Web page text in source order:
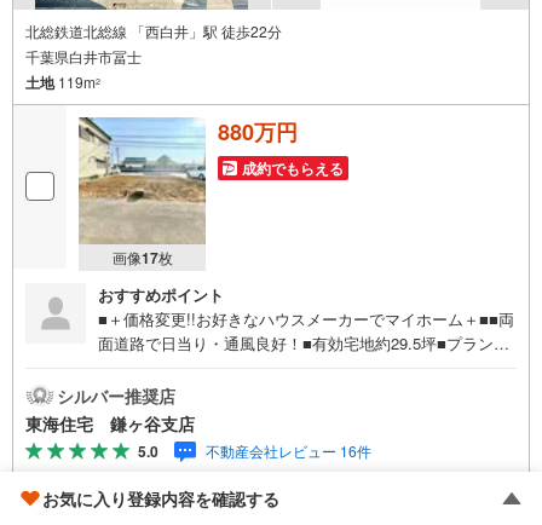
北総鉄道北総線 「西白井」駅 徒歩22分
千葉県白井市冨士
土地119m2
画像17枚
880万円
成約でもらえる
おすすめポイント
■＋価格変更!!お好きなハウスメーカーでマイホーム＋■■両
面道路で日当り・通風良好！■有効宅地約29.5坪■プランの
案内いたします
シルバー推奨店
東海住宅 鎌ヶ谷支店
5.0 不動産会社レビュー 16件
資料をもらう（無料）
お気に入り登録内容を確認する